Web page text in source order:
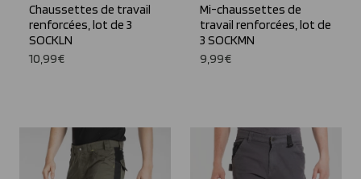
Chaussettes de travail
renforcées, lot de 3
SOCKLN
10,99€
Mi-chaussettes de
travail renforcées, lot de
3 SOCKMN
9,99€